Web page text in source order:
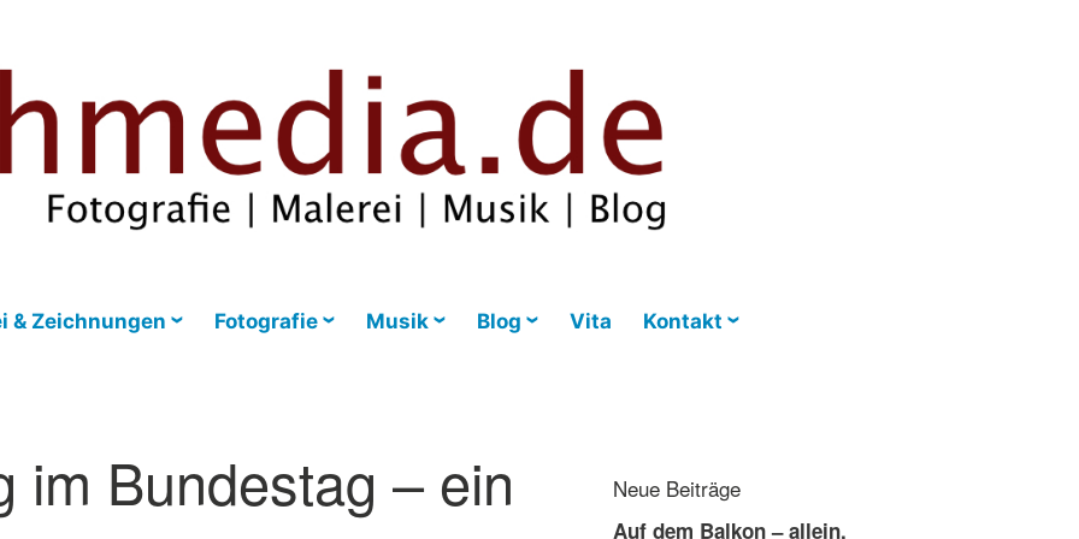
& Zeichnungen Fotografie Musik Blog Vita Kontakt
im Bundestag – ein
Neue Beiträge
Auf dem Balkon – allein,